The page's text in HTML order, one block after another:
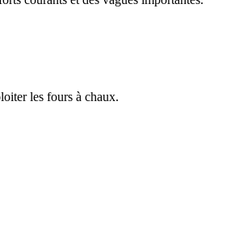
les fours à chaux.